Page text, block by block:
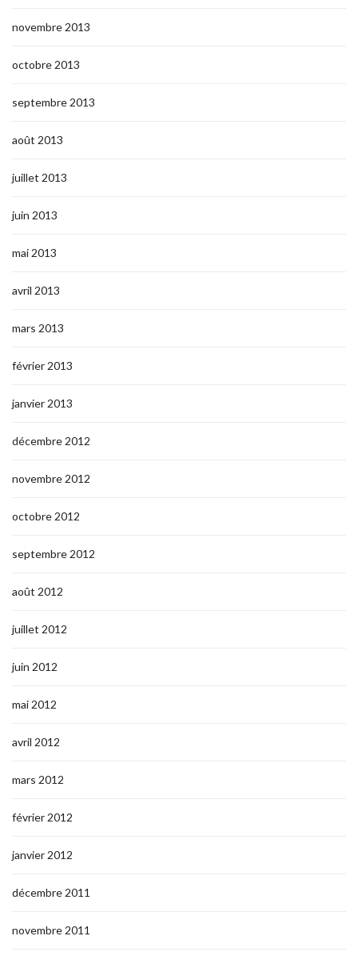
novembre 2013
octobre 2013
septembre 2013
août 2013
juillet 2013
juin 2013
mai 2013
avril 2013
mars 2013
février 2013
janvier 2013
décembre 2012
novembre 2012
octobre 2012
septembre 2012
août 2012
juillet 2012
juin 2012
mai 2012
avril 2012
mars 2012
février 2012
janvier 2012
décembre 2011
novembre 2011